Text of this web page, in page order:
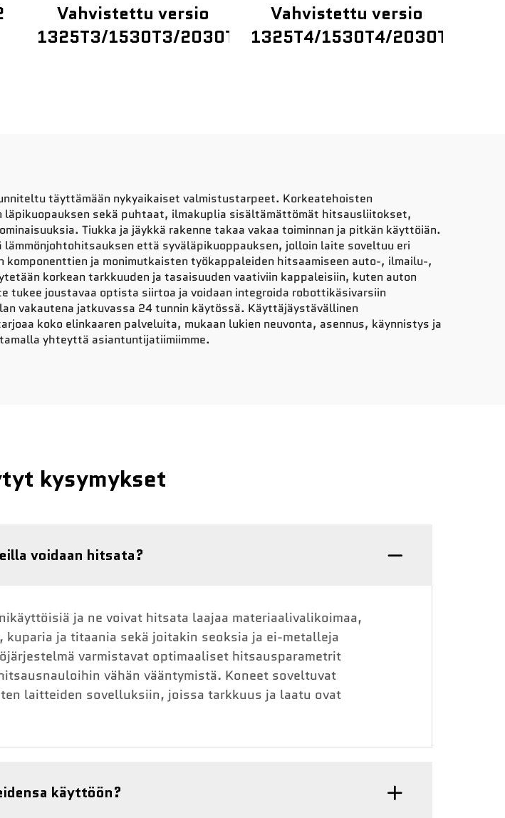
Vahvistettu versio
1325T3/1530T3/2030T3
Vahvistettu versio
1325T4/1530T4/2030T4
täyttämään nykyaikaiset valmistustarpeet. Korkeatehoisten
sekä puhtaat, ilmakuplia sisältämättömät hitsausliitokset,
Tiukka ja jäykkä rakenne takaa vakaa toiminnan ja pitkän käyttöiän.
että syväläpikuoppauksen, jolloin laite soveltuu eri
ja monimutkaisten työkappaleiden hitsaamiseen auto-, ilmailu-,
korkean tarkkuuden ja tasaisuuden vaativiin kappaleisiin, kuten auton
tukee joustavaa optista siirtoa ja voidaan integroida robottikäsivarsiin
vakautena jatkuvassa 24 tunnin käytössä. Käyttäjäystävällinen
koko elinkaaren palveluita, mukaan lukien neuvonta, asennus, käynnistys ja
yhteyttä asiantuntijatiimiimme.
kysymykset
voidaan hitsata?
ja ne voivat hitsata laajaa materiaalivalikoimaa,
ja titaania sekä joitakin seoksia ja ei-metalleja
varmistavat optimaaliset hitsausparametrit
vähän vääntymistä. Koneet soveltuvat
laitteiden sovelluksiin, joissa tarkkuus ja laatu ovat
käyttöön?